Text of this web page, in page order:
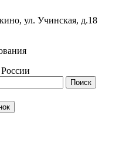
ул. Учинская, д.18